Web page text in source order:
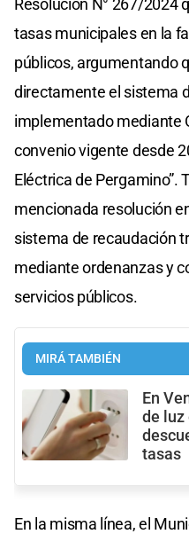
tasas municipales en la
públicos, argumentando
directamente el sistema
implementado mediante
convenio vigente desde
Eléctrica de Pergamino”.
mencionada resolución
sistema de recaudación
mediante ordenanzas y
servicios públicos.
MIRÁ TAMBIÉN
En
de luz
tasas
En la misma línea, el